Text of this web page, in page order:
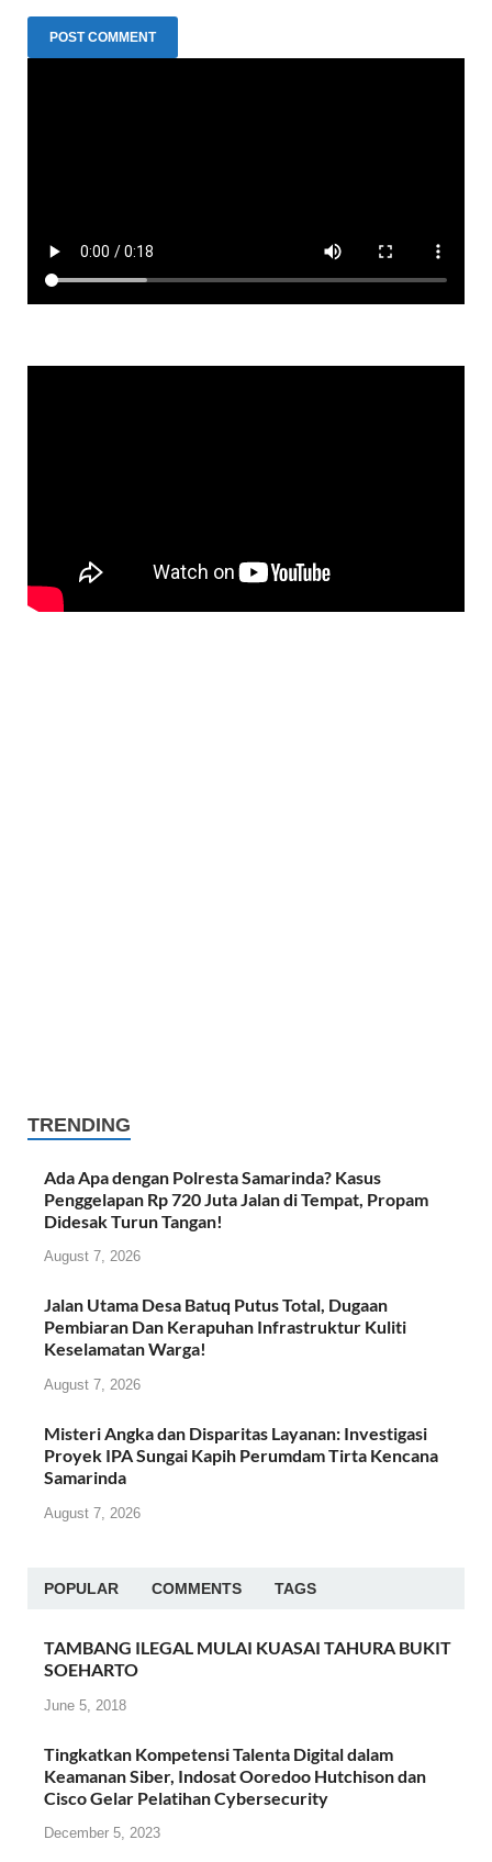
TRENDING
Ada Apa dengan Polresta Samarinda? Kasus
Penggelapan Rp 720 Juta Jalan di Tempat, Propam
Didesak Turun Tangan!
August 7, 2026
Jalan Utama Desa Batuq Putus Total, Dugaan
Pembiaran Dan Kerapuhan Infrastruktur Kuliti
Keselamatan Warga!
August 7, 2026
Misteri Angka dan Disparitas Layanan: Investigasi
Proyek IPA Sungai Kapih Perumdam Tirta Kencana
Samarinda
August 7, 2026
POPULAR COMMENTS TAGS
TAMBANG ILEGAL MULAI KUASAI TAHURA BUKIT
SOEHARTO
June 5, 2018
Tingkatkan Kompetensi Talenta Digital dalam
Keamanan Siber, Indosat Ooredoo Hutchison dan
Cisco Gelar Pelatihan Cybersecurity
December 5, 2023